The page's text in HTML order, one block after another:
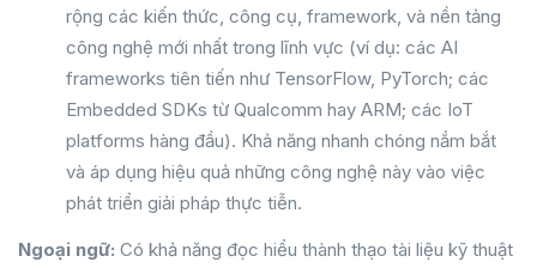
rộng các kiến thức, công cụ, framework, và nền tảng
công nghệ mới nhất trong lĩnh vực (ví dụ: các AI
frameworks tiên tiến như TensorFlow, PyTorch; các
Embedded SDKs từ Qualcomm hay ARM; các IoT
platforms hàng đầu). Khả năng nhanh chóng nắm bắt
và áp dụng hiệu quả những công nghệ này vào việc
phát triển giải pháp thực tiễn.
Ngoại ngữ: Có khả năng đọc hiểu thành thạo tài liệu kỹ thuật